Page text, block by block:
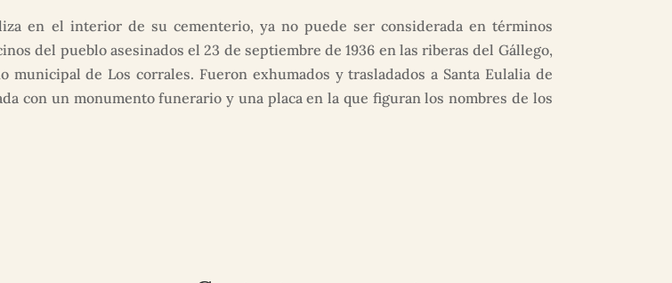
en el interior de su cementerio, ya no puede ser considerada en términos
del pueblo asesinados el 23 de septiembre de 1936 en las riberas del Gállego,
de Los corrales. Fueron exhumados y trasladados a Santa Eulalia de
con un monumento funerario y una placa en la que figuran los nombres de los